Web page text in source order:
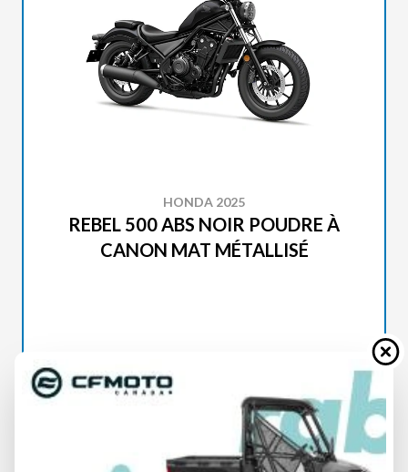
HONDA 2025
REBEL 500 ABS NOIR POUDRE À
CANON MAT MÉTALLISÉ
SPÉCIFICATIONS